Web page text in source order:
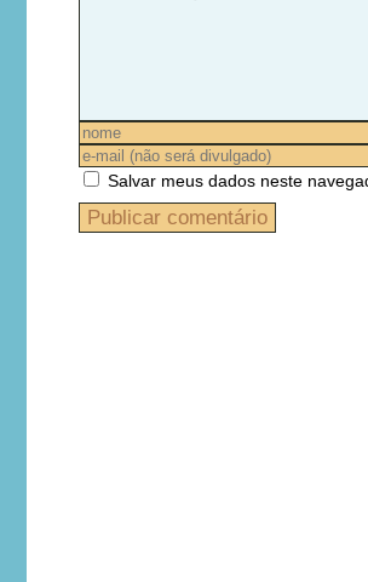
Salvar meus dados neste